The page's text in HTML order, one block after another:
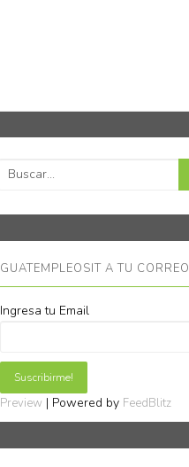
GUATEMPLEOSIT A TU CORREO
Ingresa tu Email
Preview | Powered by FeedBlitz